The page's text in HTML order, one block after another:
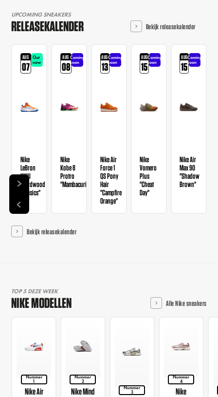
UPCOMING SNEAKERS
RELEASEKALENDER Bekijk releasekalender
AUG
07
Out
now
Nike
LeBron
XXIII
"Hardwood
Classics"
AUG
08
Coming
soon
Nike
Kobe 8
Protro
"Mambacurial"
AUG
13
Coming
soon
Nike Air
Force 1
QS Pony
Hair
"Campfire
Orange"
AUG
15
Coming
soon
Nike
Vomero
Plus
"Cheat
Day"
AUG
15
Coming
soon
Nike Air
Max 90
"Shadow
Brown"
Bekijk releasekalender
TOP 5 DEZE WEEK
NIKE MODELLEN Alle Nike sneakers
Nummer
1
Nike Air
Nummer
2
Nike Mind
Nummer
3
Nummer
4
Nike